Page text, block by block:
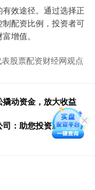
效途径。通过选择正
配资比例，投资者可
增值。
股票配资财经网观点
动资金，放大收益
：助您投资腾飞，